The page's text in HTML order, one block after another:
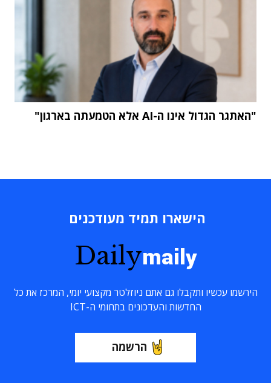
"האתגר הגדול אינו ה-AI אלא הטמעתה בארגון"
הישארו תמיד מעודכנים
Dailymaily
הירשמו עכשיו ותקבלו גם אתם ניוזלטר מקצועי יומי, המרכז את כל
החדשות והעדכונים בתחומי ה-ICT
הרשמה